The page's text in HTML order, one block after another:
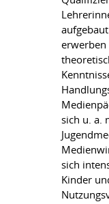
erwerben
sich u. a.
sich
Kinder